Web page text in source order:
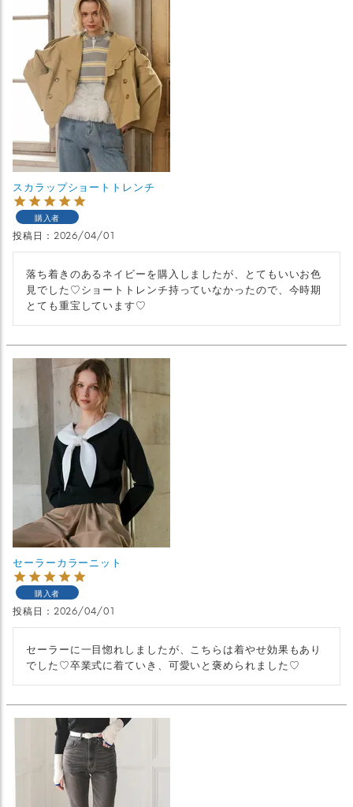
スカラップショートトレンチ
購入者
投稿日 2026/04/01
落ち着きのあるネイビーを購入しましたが、とてもいいお色
見でした♡ショートトレンチ持っていなかったので、今時期
とても重宝しています♡
セーラーカラーニット
購入者
投稿日 2026/04/01
セーラーに一目惚れしましたが、こちらは着やせ効果もあり
でした♡卒業式に着ていき、可愛いと褒められました♡